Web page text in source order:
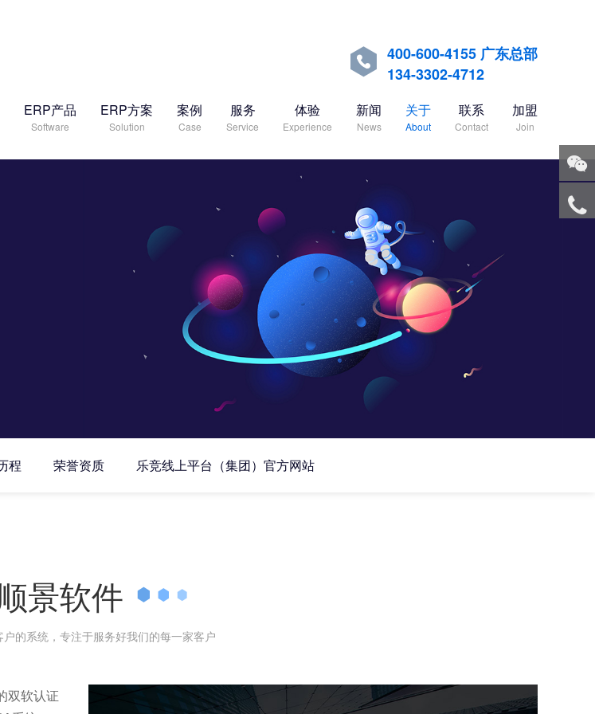

400-600-4155 广东总部
134-3302-4712
ERP产品
Software
ERP方案
Solution
案例
Case
服务
Service
体验
Experience
新闻
News
关于
About
联系
Contact
加盟
Join
程 荣誉资质 乐竞线上平台（集团）官方网站
景软件
的系统，专注于服务好我们的每一家客户
双软认证
微信